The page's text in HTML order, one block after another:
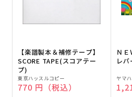
【楽譜製本＆補修テープ】
SCORE TAPE(スコアテー
プ)
販
売
東京ハッスルコピー
通常価格
770 円（税込）
Ｎ
レパ
販
売
ヤマ
通